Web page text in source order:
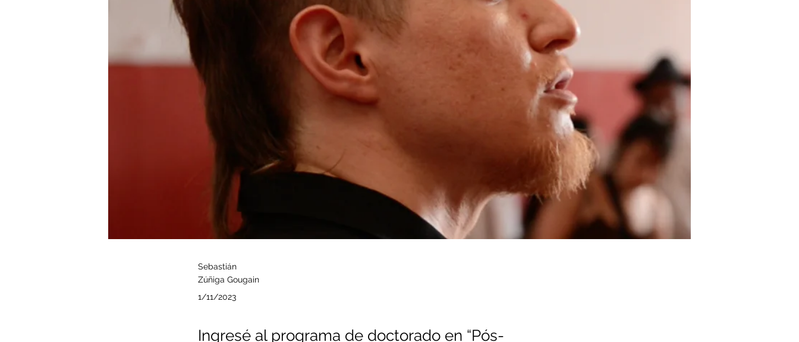
Sebastián
Zúñiga Gougain
1/11/2023
Ingresé al programa de doctorado en “Pós-